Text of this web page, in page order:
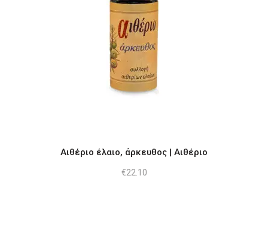
Αιθέριο έλαιο, άρκευθος | Αιθέριο
€22.10